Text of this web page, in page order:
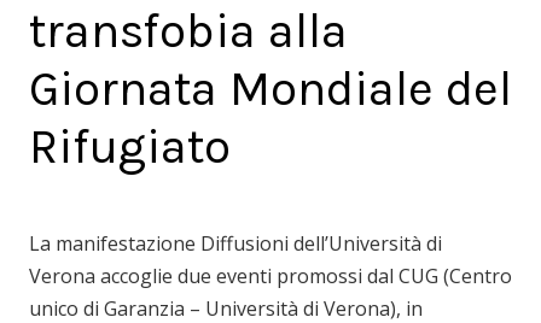
transfobia alla
Giornata Mondiale del
Rifugiato
La manifestazione Diffusioni dell’Università di
Verona accoglie due eventi promossi dal CUG (Centro
unico di Garanzia – Università di Verona), in